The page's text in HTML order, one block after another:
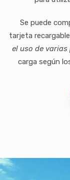
Se puede
tarjeta
el uso de
carga según